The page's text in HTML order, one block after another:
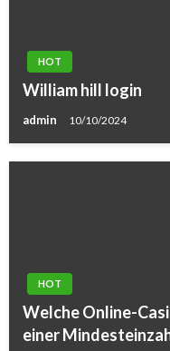
HOT
William hill login
admin 10/10/2024
HOT
Welche Online-
einer